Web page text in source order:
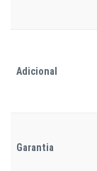
Adicional
Garantia